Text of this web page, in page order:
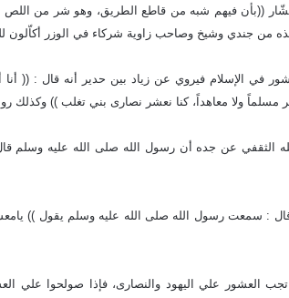
((بأن فيهم شبه من قاطع الطريق، وهو شر من
من جندي وشيخ وصاحب زاوية شركاء في الوزر أكاّلون
في الإسلام فيروي عن زياد بين حدير أنه قال : ((
ولا معاهداً، كنا نعشر نصارى بني تغلب )) وكذلك
الثقفي عن جده أن رسول الله صلى الله عليه وسلم
: سمعت رسول الله صلى الله عليه وسلم يقول ))
العشور علي اليهود والنصارى، فإذا صولحوا علي